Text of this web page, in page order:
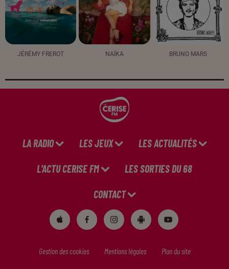
JÉRÉMY FREROT NAÏKA BRUNO MARS
LA RADIO LES JEUX LES ACTUALITÉS
L'ACTU CERISE FM LES SORTIES DU 68
CONTACT
Gestion des cookies Mentions légales Plan du site